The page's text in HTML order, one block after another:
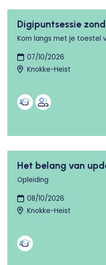
Digipuntsessie
Kom langs met je toestel
07/10/2026
Knokke-Heist
Het belang van
Opleiding
08/10/2026
Knokke-Heist